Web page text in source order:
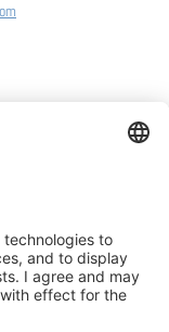
load the